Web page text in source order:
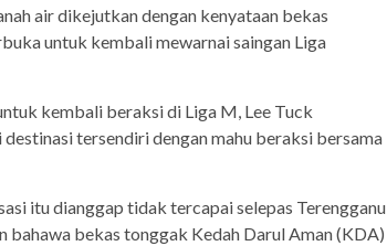
air dikejutkan dengan kenyataan bekas
untuk kembali mewarnai saingan Liga
kembali beraksi di Liga M, Lee Tuck
tersendiri dengan mahu beraksi bersama
itu dianggap tidak tercapai selepas Terengganu
bahawa bekas tonggak Kedah Darul Aman (KDA)